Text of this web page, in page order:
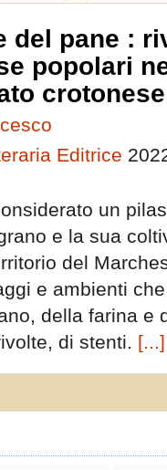
del pane :
popolari
crotonese
Editrice
un
e la sua
del
e ambienti
della farina e
di stenti. [...]